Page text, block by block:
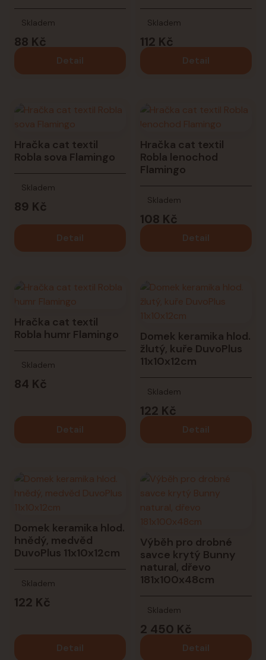
88 Kč
Skladem
Detail
112 Kč
Skladem
Detail
Hračka cat textil
Robla sova Flamingo
89 Kč
Skladem
Detail
Hračka cat textil
Robla lenochod
Flamingo
108 Kč
Skladem
Detail
Hračka cat textil
Robla humr Flamingo
84 Kč
Skladem
Detail
Domek keramika hlod.
žlutý, kuře DuvoPlus
11x10x12cm
122 Kč
Skladem
Detail
Domek keramika hlod.
hnědý, medvěd
DuvoPlus 11x10x12cm
122 Kč
Skladem
Detail
Výběh pro drobné
savce krytý Bunny
natural, dřevo
181x100x48cm
2 450 Kč
Skladem
Detail